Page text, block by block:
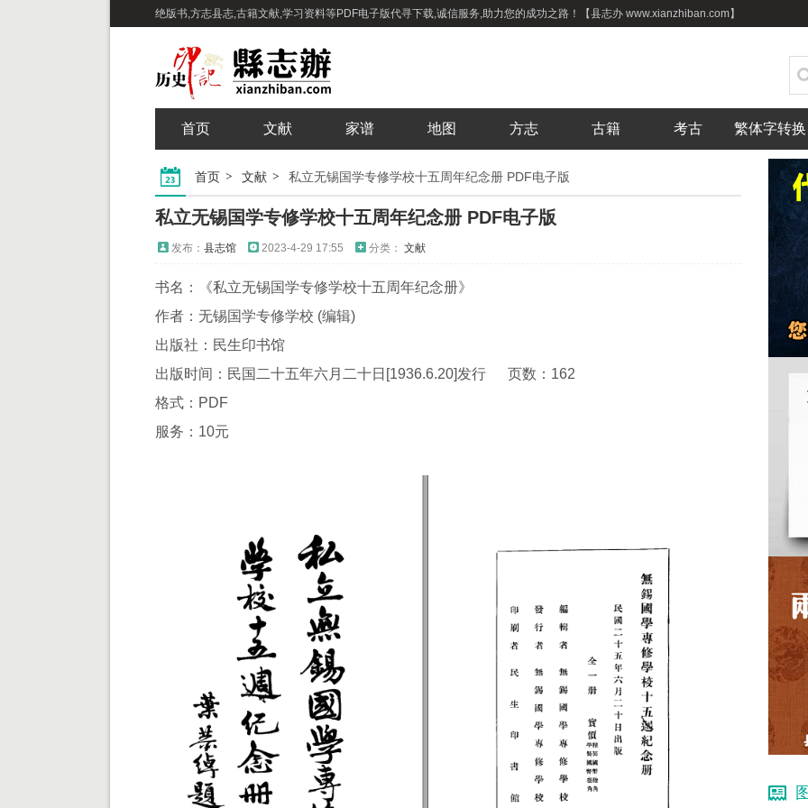
绝版书,方志县志,古籍文献,学习资料等PDF电子版代寻下载,诚信服务,助力您的成功之路！【县志办 www.xianzhiban.com】
首页 文献 家谱 地图 方志 古籍 考古 繁体字转换
首页 文献 私立无锡国学专修学校十五周年纪念册 PDF电子版
私立无锡国学专修学校十五周年纪念册 PDF电子版
发布： 县志馆 2023-4-29 17:55 分类： 文献
书名：《私立无锡国学专修学校十五周年纪念册》
作者：无锡国学专修学校 (编辑)
出版社：民生印书馆
出版时间：民国二十五年六月二十日[1936.6.20]发行 页数：162
格式：PDF
服务：10元